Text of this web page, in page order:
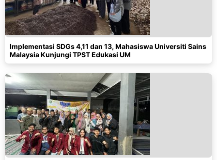
Implementasi SDGs 4,11 dan 13, Mahasiswa Universiti Sains
Malaysia Kunjungi TPST Edukasi UM